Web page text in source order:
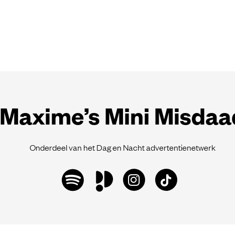
Maxime’s Mini
Onderdeel van het Dag en Nacht advertentienetwerk